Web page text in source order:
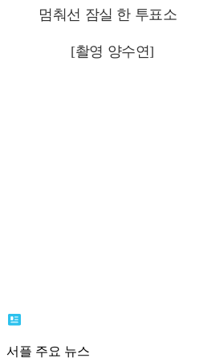
멈춰선 잠실 한 투표소
[촬영 양수연]
서플 주요 뉴스